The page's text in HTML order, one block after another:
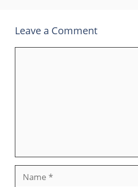
Leave a Comment